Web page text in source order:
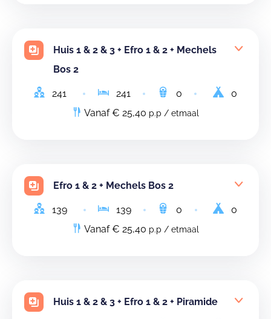
Huis 1 & 2 & 3 + Efro 1 & 2 + Mechels
Bos 2
241 241 0
0
Vanaf € 25,40 p.p / etmaal
Efro 1 & 2 + Mechels Bos 2
139 139 0
0
Vanaf € 25,40 p.p / etmaal
Huis 1 & 2 & 3 + Efro 1 & 2 + Piramide